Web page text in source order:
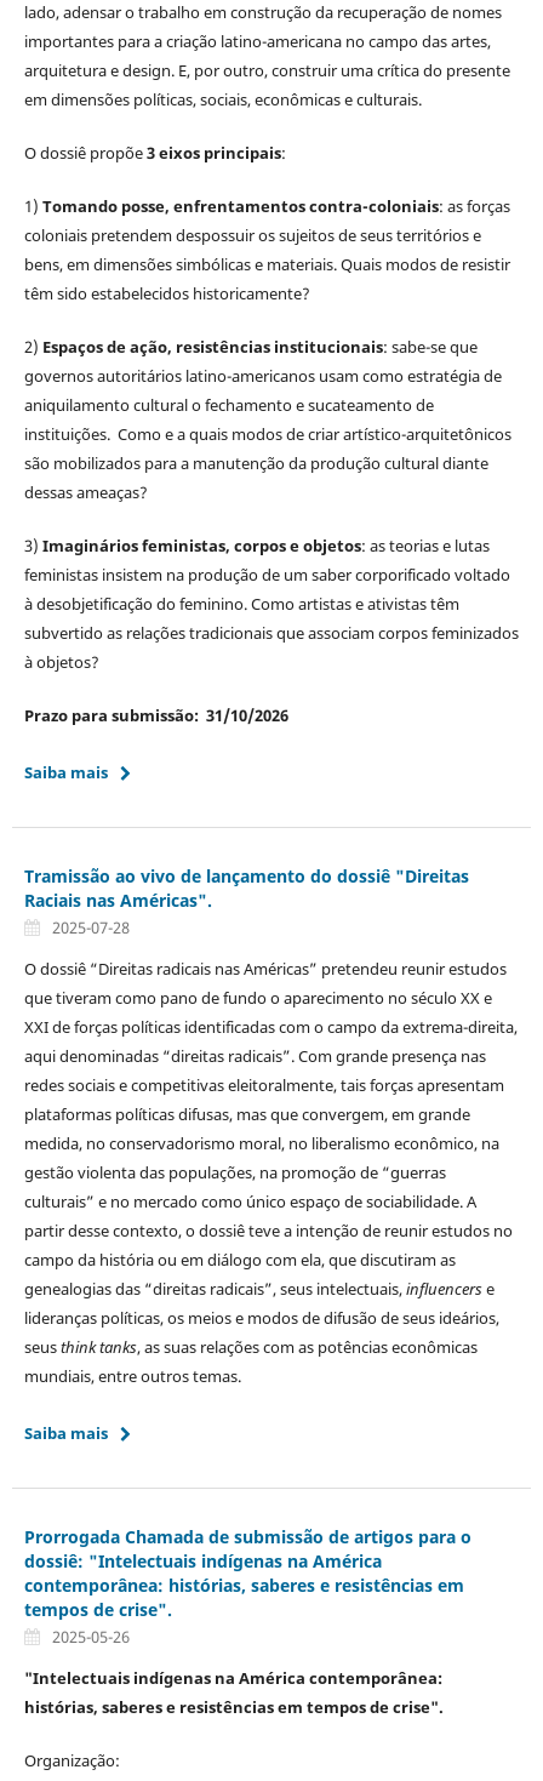
lado, adensar o trabalho em construção da recuperação de nomes
importantes para a criação latino-americana no campo das artes,
arquitetura e design. E, por outro, construir uma crítica do presente
em dimensões políticas, sociais, econômicas e culturais.
O dossiê propõe3 eixos principais:
1) Tomando posse, enfrentamentos contra-coloniais: as forças
coloniais pretendem despossuir os sujeitos de seus territórios e
bens, em dimensões simbólicas e materiais. Quais modos de resistir
têm sido estabelecidos historicamente?
2) Espaços de ação, resistências institucionais: sabe-se que
governos autoritários latino-americanos usam como estratégia de
aniquilamento cultural o fechamento e sucateamento de
instituições. Como e a quais modos de criar artístico-arquitetônicos
são mobilizados para a manutenção da produção cultural diante
dessas ameaças?
3) Imaginários feministas, corpos e objetos: as teorias e lutas
feministas insistem na produção de um saber corporificado voltado
à desobjetificação do feminino. Como artistas e ativistas têm
subvertido as relações tradicionais que associam corpos feminizados
à objetos?
Prazo para submissão: 31/10/2026
Saiba mais
Tramissão ao vivo de lançamento do dossiê "Direitas
Raciais nas Américas".
2025-07-28
O dossiê “Direitas radicais nas Américas” pretendeu reunir estudos
que tiveram como pano de fundo o aparecimento no século XX e
XXI de forças políticas identificadas com o campo da extrema-direita,
aqui denominadas “direitas radicais”. Com grande presença nas
redes sociais e competitivas eleitoralmente, tais forças apresentam
plataformas políticas difusas, mas que convergem, em grande
medida, no conservadorismo moral, no liberalismo econômico, na
gestão violenta das populações, na promoção de “guerras
culturais” e no mercado como único espaço de sociabilidade. A
partir desse contexto, o dossiê teve a intenção de reunir estudos no
campo da história ou em diálogo com ela, que discutiram as
genealogias das “direitas radicais”, seus intelectuais,influencerse
lideranças políticas, os meios e modos de difusão de seus ideários,
seusthink tanks, as suas relações com as potências econômicas
mundiais, entre outros temas.
Saiba mais
Prorrogada Chamada de submissão de artigos para o
dossiê: "Intelectuais indígenas na América
contemporânea: histórias, saberes e resistências em
tempos de crise".
2025-05-26
"Intelectuais indígenas na América contemporânea:
histórias, saberes e resistências em tempos de crise".
Organização: